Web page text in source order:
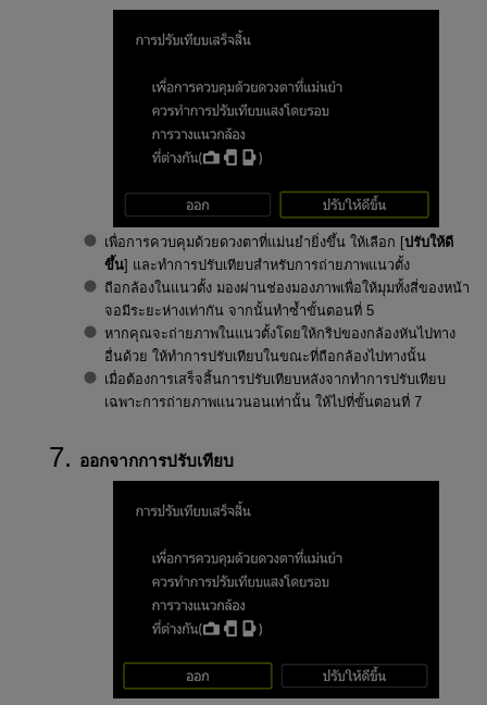
เพื่อการควบคุมด้วยดวงตาที่แม่นยำยิ่งขึ้น ให้เลือก [ปรับให้ดี
ขึ้น] และทำการปรับเทียบสำหรับการถ่ายภาพแนวตั้ง
ถือกล้องในแนวตั้ง มองผ่านช่องมองภาพเพื่อให้มุมทั้งสี่ของหน้า
จอมีระยะห่างเท่ากัน จากนั้นทำซ้ำขั้นตอนที่ 5
หากคุณจะถ่ายภาพในแนวตั้งโดยให้กริปของกล้องหันไปทาง
อื่นด้วย ให้ทำการปรับเทียบในขณะที่ถือกล้องไปทางนั้น
เมื่อต้องการเสร็จสิ้นการปรับเทียบหลังจากทำการปรับเทียบ
เฉพาะการถ่ายภาพแนวนอนเท่านั้น ให้ไปที่ขั้นตอนที่ 7
ออกจากการปรับเทียบ